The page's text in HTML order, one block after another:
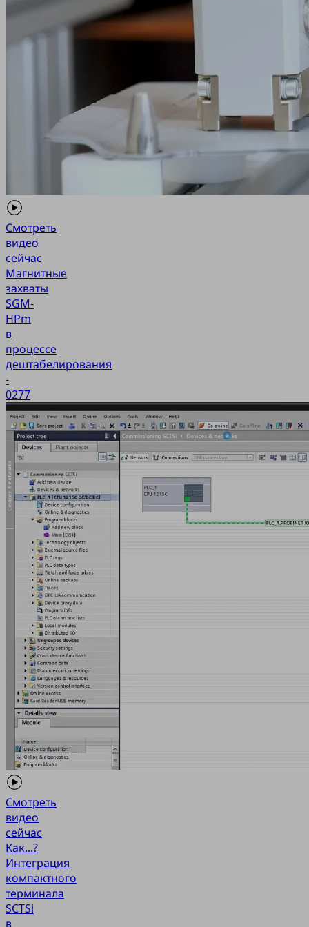
Смотреть
видео
сейчас
Магнитные
захваты
SGM-
HPm
в
процессе
дештабелирования
-
0277
Смотреть
видео
сейчас
Как...?
Интеграция
компактного
терминала
SCTSi
в